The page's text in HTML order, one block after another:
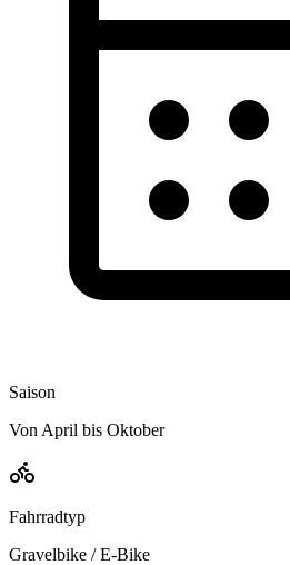
Saison
Von April bis Oktober
Fahrradtyp
Gravelbike / E-Bike